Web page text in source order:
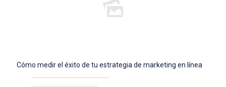
Cómo medir el éxito de tu estrategia de marketing en línea